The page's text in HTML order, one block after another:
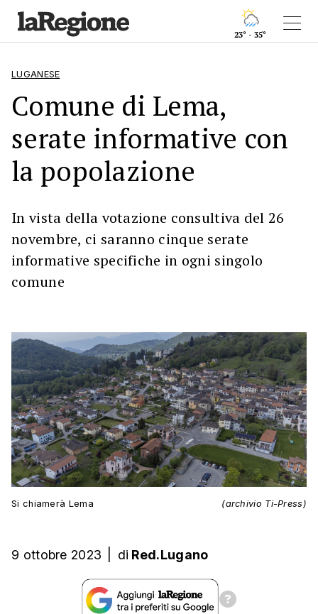
23° - 35°
LUGANESE
Comune di Lema,
serate informative con
la popolazione
In vista della votazione consultiva del 26
novembre, ci saranno cinque serate
informative specifiche in ogni singolo
comune
Si chiamerà Lema (archivio Ti-Press)
9 ottobre 2023 di Red.Lugano